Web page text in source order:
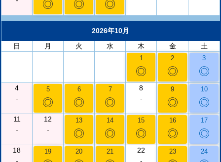
◎ ◎ ◎
2026年10月
日
月 火 水 木 金 土
1
◎
2
◎
3
◎
4
-
5
◎
6
◎
7
◎
8
-
9
◎
10
◎
11
-
12
-
13
◎
14
◎
15
◎
16
◎
17
◎
18
19 20 21
22
23 24